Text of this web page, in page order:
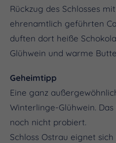
Rückzug des Schlosses
ehrenamtlich geführten
duften dort heiße
Glühwein und warme
Geheimtipp
Eine ganz
Winterlinge-Glühwein.
noch nicht probiert.
Schloss Ostrau eignet